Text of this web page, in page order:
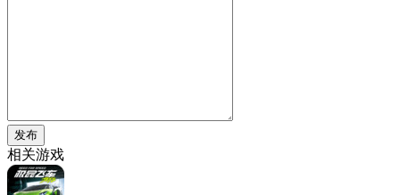
发布
相关游戏